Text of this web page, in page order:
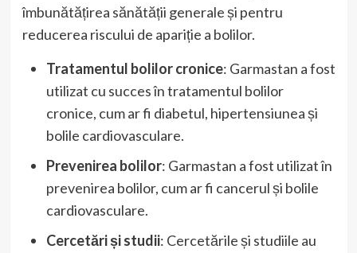
îmbunătățirea sănătății generale și pentru
reducerea riscului de apariție a bolilor.
Tratamentul bolilor cronice: Garmastan a fost
utilizat cu succes în tratamentul bolilor
cronice, cum ar fi diabetul, hipertensiunea și
bolile cardiovasculare.
Prevenirea bolilor: Garmastan a fost utilizat în
prevenirea bolilor, cum ar fi cancerul și bolile
cardiovasculare.
Cercetări și studii: Cercetările și studiile au